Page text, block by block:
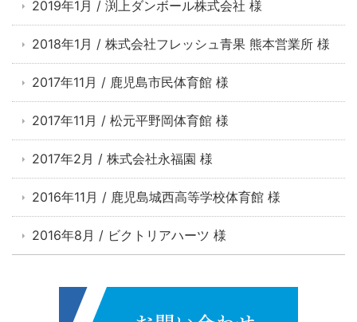
2019年1月 / 渕上ダンボール株式会社 様
2018年1月 / 株式会社フレッシュ青果 熊本営業所 様
2017年11月 / 鹿児島市民体育館 様
2017年11月 / 松元平野岡体育館 様
2017年2月 / 株式会社永福園 様
2016年11月 / 鹿児島城西高等学校体育館 様
2016年8月 / ビクトリアハーツ 様